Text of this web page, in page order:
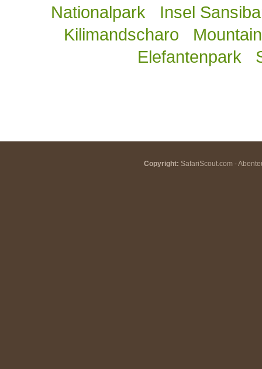
Nationalpark
Insel
Kilimandscharo
Elefantenpark
Copyright: SafariScout.com -